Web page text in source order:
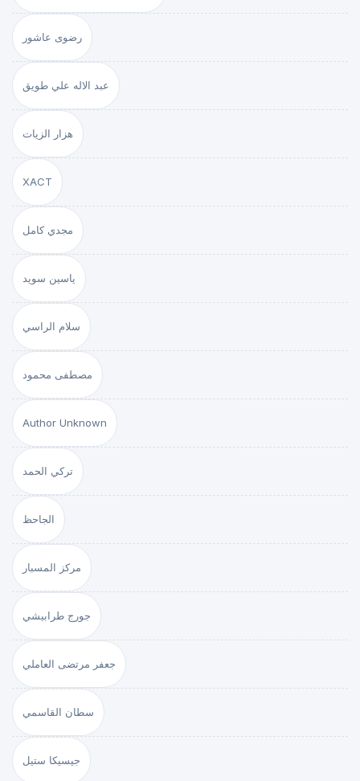
رضوى عاشور
عبد الاله علي طويق
هزار الزيات
XACT
مجدي كامل
ياسين سويد
سلام الراسي
مصطفى محمود
Author Unknown
تركي الحمد
الجاحظ
مركز المسبار
جورج طرابيشي
جعفر مرتضى العاملي
سطان القاسمي
جيسيكا ستيل